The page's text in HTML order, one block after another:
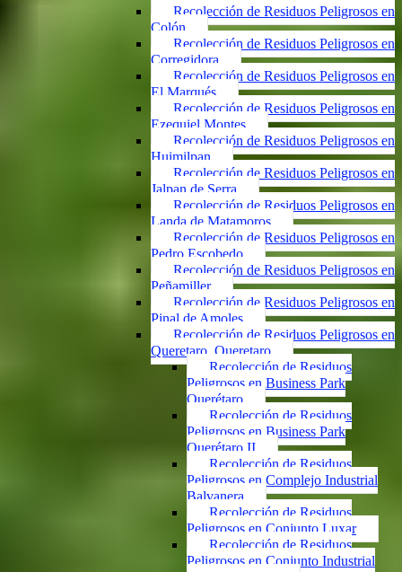
Recolección de Residuos Peligrosos en
Colón
Recolección de Residuos Peligrosos en
Corregidora
Recolección de Residuos Peligrosos en
El Marqués
Recolección de Residuos Peligrosos en
Ezequiel Montes
Recolección de Residuos Peligrosos en
Huimilpan
Recolección de Residuos Peligrosos en
Jalpan de Serra
Recolección de Residuos Peligrosos en
Landa de Matamoros
Recolección de Residuos Peligrosos en
Pedro Escobedo
Recolección de Residuos Peligrosos en
Peñamiller
Recolección de Residuos Peligrosos en
Pinal de Amoles
Recolección de Residuos Peligrosos en
Queretaro, Queretaro
Recolección de Residuos
Peligrosos en Business Park
Querétaro
Recolección de Residuos
Peligrosos en Business Park
Querétaro II
Recolección de Residuos
Peligrosos en Complejo Industrial
Balvanera
Recolección de Residuos
Peligrosos en Conjunto Luxar
Recolección de Residuos
Peligrosos en Conjunto Industrial